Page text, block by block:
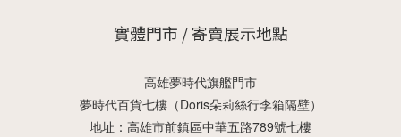
實體門市 / 寄賣展示地點
高雄夢時代旗艦門市
夢時代百貨七樓（Doris朵莉絲行李箱隔壁）
地址：高雄市前鎮區中華五路789號七樓